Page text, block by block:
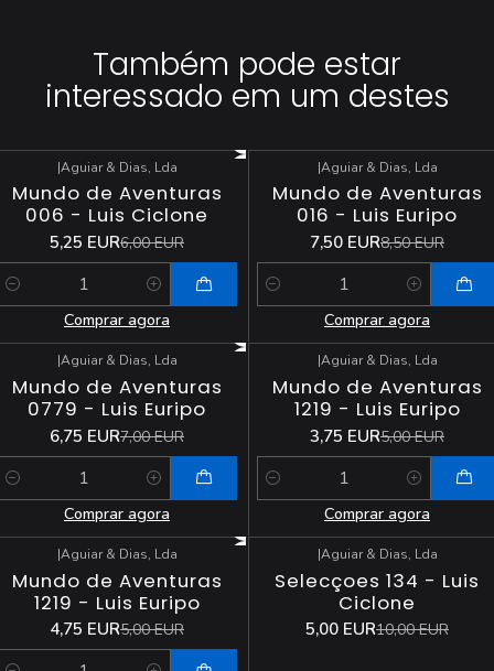
Também pode estar
interessado em um destes
DESCONTO
|Aguiar & Dias, Lda
Mundo de Aventuras
006 - Luis Ciclone
5,25 EUR6,00 EUR
Comprar agora
DESCONTO
|Aguiar & Dias, Lda
Mundo de Aventuras
016 - Luis Euripo
7,50 EUR8,50 EUR
Quantidade
Comprar agora
DESCONTO
|Aguiar & Dias, Lda
Mundo de Aventuras
0779 - Luis Euripo
6,75 EUR7,00 EUR
Comprar agora
DESCONTO
|Aguiar & Dias, Lda
Mundo de Aventuras
1219 - Luis Euripo
3,75 EUR5,00 EUR
Quantidade
Comprar agora
DESCONTO
|Aguiar & Dias, Lda
Mundo de Aventuras
1219 - Luis Euripo
4,75 EUR5,00 EUR
DESCONTO
Esgotado
|Aguiar & Dias, Lda
Selecçoes 134 - Luis
Ciclone
5,00 EUR10,00 EUR